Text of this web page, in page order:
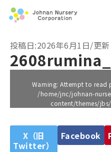
投稿日:2026年6月1日/更
Warning: Attempt to read
/home/jnc/johnan-
content/themes/
X（旧
Twitter）
Facebook